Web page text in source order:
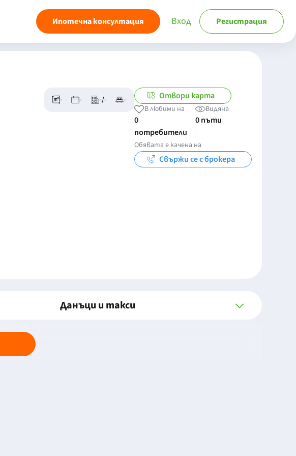
Ипотечна консултация Вход Регистрация
- - -/- - Отвори карта
В любими на
0
потребители
Видяна
0 пъти
Обявата е качена на
Свържи се с брокера
Данъци и такси